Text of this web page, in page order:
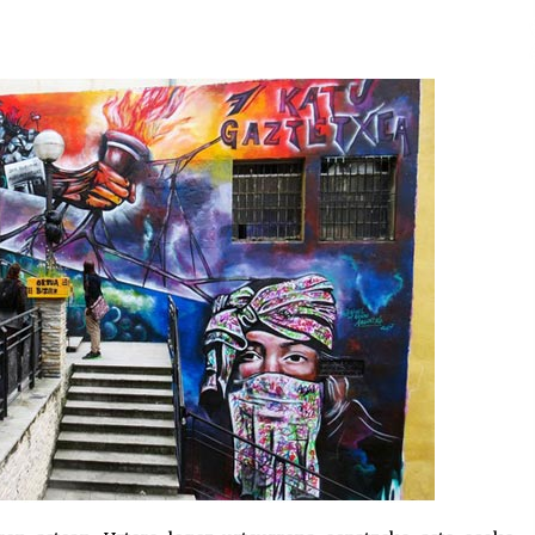
Larunbatean Plentziako Itsas
Martxa ospatuko da
2026/07/07
SOINUGELA: Paul McCartney eta
Ringo Starr-en lan berriak
2026/07/03